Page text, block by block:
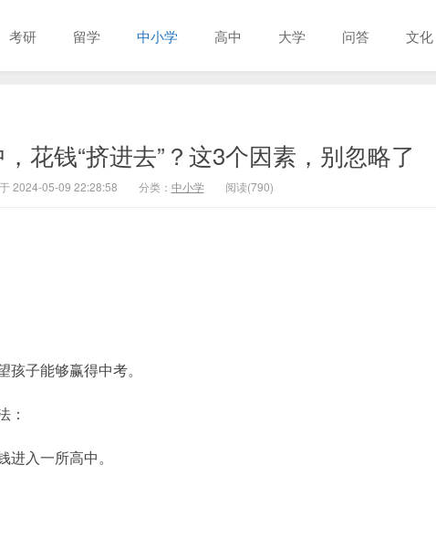
考研 留学 中小学 高中 大学 问答 文化
花钱“挤进去”？这3个因素，别忽略了
2024-05-09 22:28:58 分类： 中小学 阅读(790)
子能够赢得中考。
：
入一所高中。